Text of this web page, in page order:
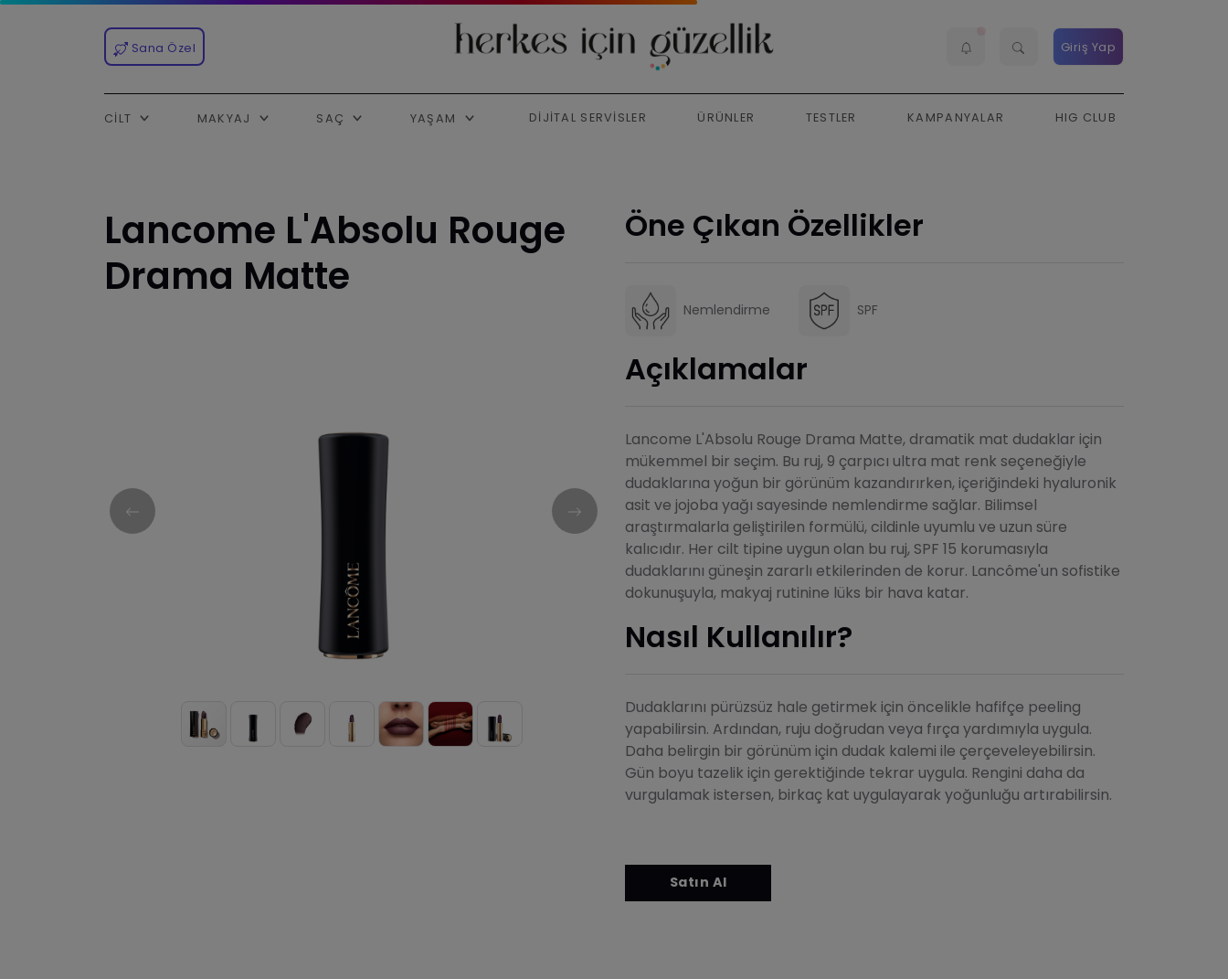
Sana Özel Giriş Yap
CILT MAKYAJ SAÇ YAŞAM DIJITAL SERVISLER ÜRÜNLER TESTLER KAMPANYALAR HIG CLUB
Lancome L'Absolu Rouge
Drama Matte
Öne Çıkan Özellikler
Nemlendirme SPF
Açıklamalar
Lancome L'Absolu Rouge Drama Matte, dramatik mat dudaklar için
mükemmel bir seçim. Bu ruj, 9 çarpıcı ultra mat renk seçeneğiyle
dudaklarına yoğun bir görünüm kazandırırken, içeriğindeki hyaluronik
asit ve jojoba yağı sayesinde nemlendirme sağlar. Bilimsel
araştırmalarla geliştirilen formülü, cildinle uyumlu ve uzun süre
kalıcıdır. Her cilt tipine uygun olan bu ruj, SPF 15 korumasıyla
dudaklarını güneşin zararlı etkilerinden de korur. Lancôme'un sofistike
dokunuşuyla, makyaj rutinine lüks bir hava katar.
Nasıl Kullanılır?
Dudaklarını pürüzsüz hale getirmek için öncelikle hafifçe peeling
yapabilirsin. Ardından, ruju doğrudan veya fırça yardımıyla uygula.
Daha belirgin bir görünüm için dudak kalemi ile çerçeveleyebilirsin.
Gün boyu tazelik için gerektiğinde tekrar uygula. Rengini daha da
vurgulamak istersen, birkaç kat uygulayarak yoğunluğu artırabilirsin.